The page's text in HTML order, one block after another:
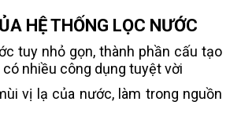
HỆ THỐNG LỌC NƯỚC
tuy nhỏ gọn, thành phần cấu tạo
nhiều công dụng tuyệt vời
vị lạ của nước, làm trong nguồn